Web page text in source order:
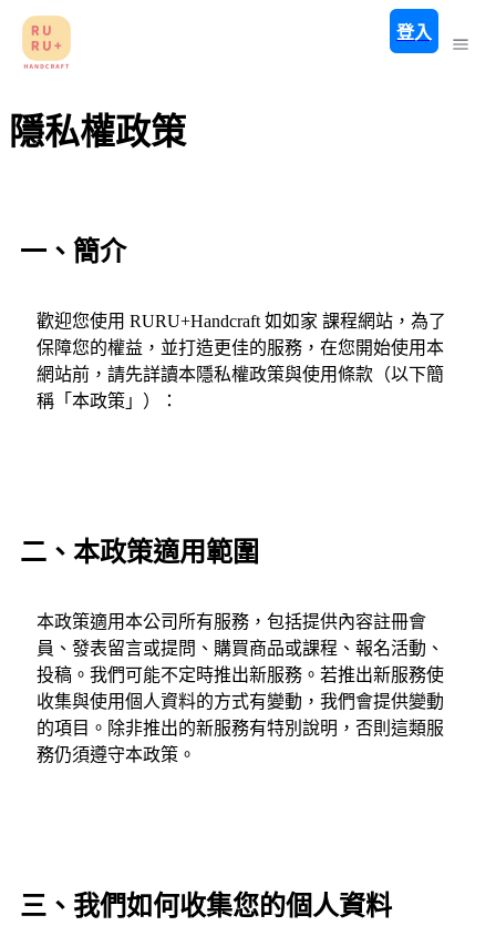
登入
隱私權政策
一、簡介
歡迎您使用 RURU+Handcraft 如如家 課程網站，為了
保障您的權益，並打造更佳的服務，在您開始使用本
網站前，請先詳讀本隱私權政策與使用條款（以下簡
稱「本政策」）：
二、本政策適用範圍
本政策適用本公司所有服務，包括提供內容註冊會
員、發表留言或提問、購買商品或課程、報名活動、
投稿。我們可能不定時推出新服務。若推出新服務使
收集與使用個人資料的方式有變動，我們會提供變動
的項目。除非推出的新服務有特別說明，否則這類服
務仍須遵守本政策。
三、我們如何收集您的個人資料